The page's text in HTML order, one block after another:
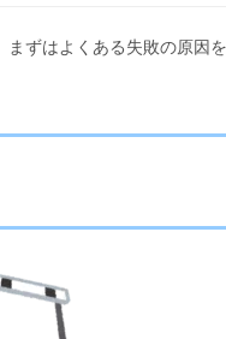
ずはよくある失敗の原因を